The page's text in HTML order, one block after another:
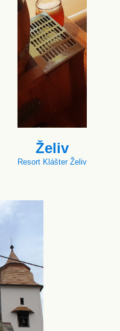
Želiv
Resort Klášter Želiv